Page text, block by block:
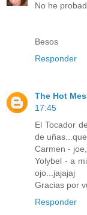
No he
Besos
Responder
The Hot
17:45
El Tocador
de
Carmen -
Yolybel - a
ojo...jajajaj
Gracias por
Responder